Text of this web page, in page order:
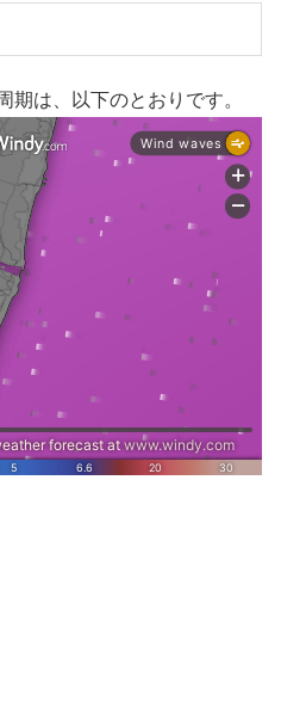
期は、以下のとおりです。